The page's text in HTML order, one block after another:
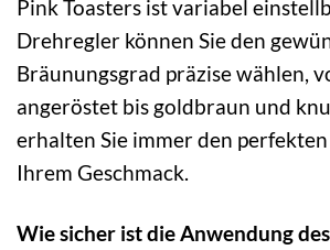
Pink Toasters ist variabel
Drehregler können Sie den
Bräunungsgrad präzise wählen,
angeröstet bis goldbraun und
erhalten Sie immer den perfekten
Ihrem Geschmack.
Wie sicher ist die Anwendung